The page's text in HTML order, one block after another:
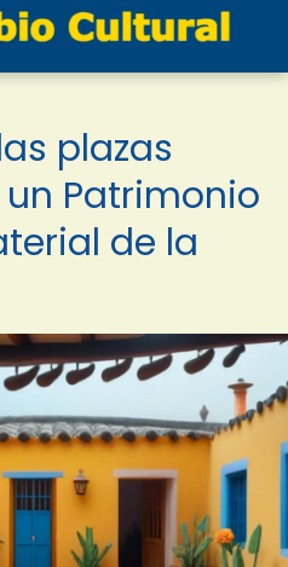
plazas
Patrimonio
de la